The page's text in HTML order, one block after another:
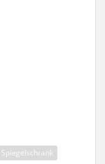
Spiegelschrank